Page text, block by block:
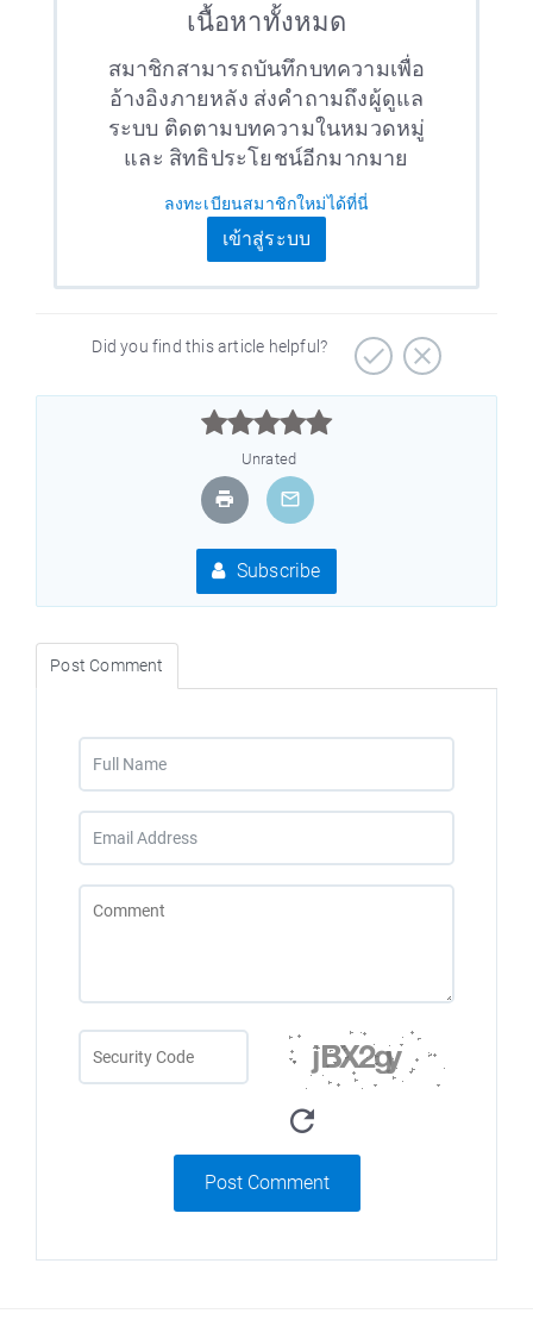
เนื้อหาทั้งหมด
สมาชิกสามารถบันทึกบทความเพื่อ
อ้างอิงภายหลัง ส่งคำถามถึงผู้ดูแล
ระบบ ติดตามบทความในหมวดหมู่
และ สิทธิประโยชน์อีกมากมาย
ลงทะเบียนสมาชิกใหม่ได้ที่นี่
เข้าสู่ระบบ
Did you find this article helpful?



Unrated
Subscribe
Post Comment
Post Comment